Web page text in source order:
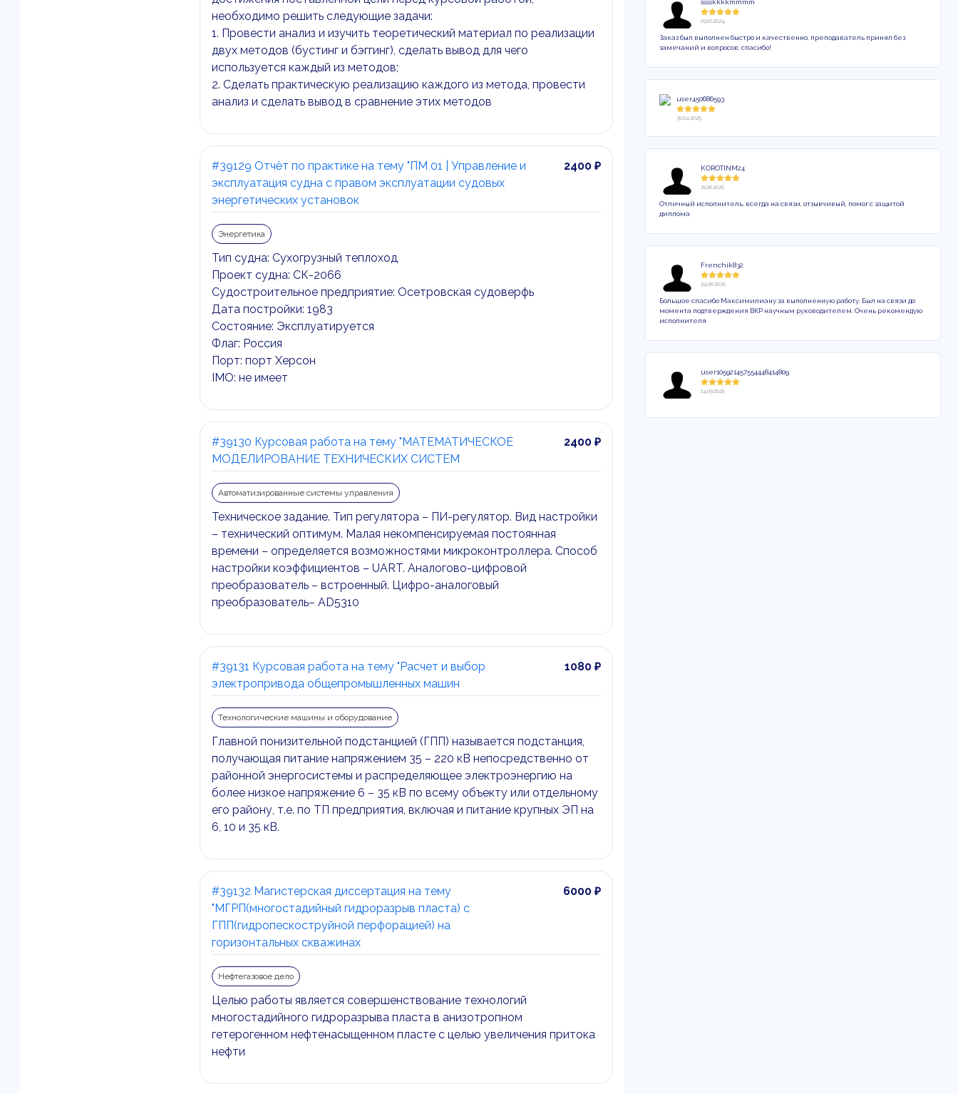
необходимо решить следующие задачи:
1. Провести анализ и изучить теоретический материал по реализации
двух методов (бустинг и бэггинг), сделать вывод для чего
используется каждый из методов;
2. Сделать практическую реализацию каждого из метода, провести
анализ и сделать вывод в сравнение этих методов
#39129 Отчёт по практике на тему "ПМ 01 | Управление и
эксплуатация судна с правом эксплуатации судовых
энергетических установок
2400 ₽
Энергетика
Тип судна: Сухогрузный теплоход
Проект судна: СК-2066
Судостроительное предприятие: Осетровская судоверфь
Дата постройки: 1983
Состояние: Эксплуатируется
Флаг: Россия
Порт: порт Херсон
IMO: не имеет
#39130 Курсовая работа на тему "МАТЕМАТИЧЕСКОЕ
МОДЕЛИРОВАНИЕ ТЕХНИЧЕСКИХ СИСТЕМ
2400 ₽
Автоматизированные системы управления
Техническое задание. Тип регулятора – ПИ-регулятор. Вид настройки
– технический оптимум. Малая некомпенсируемая постоянная
времени – определяется возможностями микроконтроллера. Способ
настройки коэффициентов – UART. Аналогово-цифровой
преобразователь – встроенный. Цифро-аналоговый
преобразователь– AD5310
#39131 Курсовая работа на тему "Расчет и выбор
электропривода общепромышленных машин
1080 ₽
Технологические машины и оборудование
Главной понизительной подстанцией (ГПП) называется подстанция,
получающая питание напряжением 35 – 220 кВ непосредственно от
районной энергосистемы и распределяющее электроэнергию на
более низкое напряжение 6 – 35 кВ по всему объекту или отдельному
его району, т.е. по ТП предприятия, включая и питание крупных ЭП на
6, 10 и 35 кВ.
#39132 Магистерская диссертация на тему
"МГРП(многостадийный гидроразрыв пласта) с
ГПП(гидропескоструйной перфорацией) на
горизонтальных скважинах
6000 ₽
Нефтегазовое дело
Целью работы является совершенствование технологий
многостадийного гидроразрыва пласта в анизотропном
гетерогенном нефтенасыщенном пласте с целью увеличения притока
нефти
sssskkkkmmmm
09.10.2024
Заказ был выполнен быстро и качественно, преподаватель принял без
замечаний и вопросов, спасибо!
user450686593
30.04.2025
KOROTINM24
21.06.2025
Отличный исполнитель, всегда на связи, отзывчивый, помог с защитой
диплома
Frenchik832
24.06.2025
Большое спасибо Максимилиану за выполненную работу. Был на связи до
момента подтверждения ВКР научным руководителем. Очень рекомендую
исполнителя
user105921457554448414809
14.09.2025